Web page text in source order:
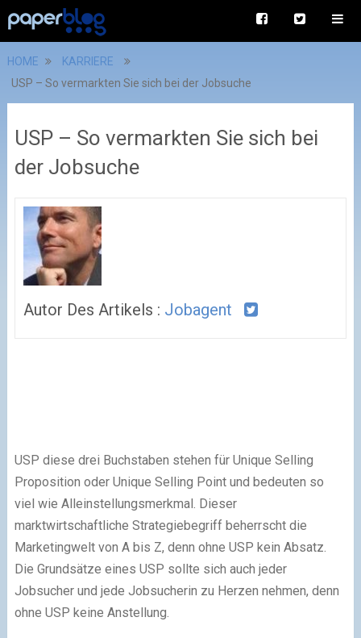
HOME
KARRIERE
USP – So vermarkten Sie sich bei der Jobsuche
USP – So vermarkten Sie sich bei
der Jobsuche
Autor Des Artikels : Jobagent
USP diese drei Buchstaben stehen für Unique Selling
Proposition oder Unique Selling Point und bedeuten so
viel wie Alleinstellungsmerkmal. Dieser
marktwirtschaftliche Strategiebegriff beherrscht die
Marketingwelt von A bis Z, denn ohne USP kein Absatz.
Die Grundsätze eines USP sollte sich auch jeder
Jobsucher und jede Jobsucherin zu Herzen nehmen, denn
ohne USP keine Anstellung.